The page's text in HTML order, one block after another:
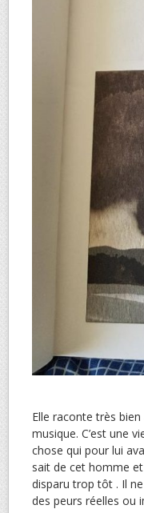
Elle raconte très
musique. C’est une
chose qui pour lui
sait de cet homme
disparu trop tôt . Il
des peurs réelles ou